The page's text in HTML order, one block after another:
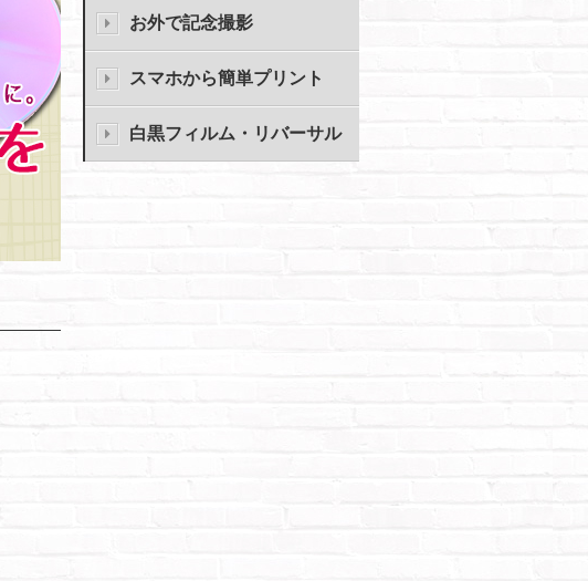
お外で記念撮影
スマホから簡単プリント
白黒フィルム・リバーサル